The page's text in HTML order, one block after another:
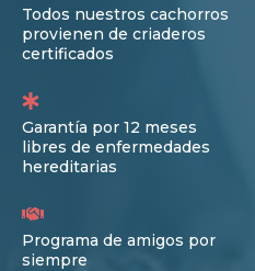
Todos nuestros cachorros
provienen de criaderos
certificados
Garantía por 12 meses
libres de enfermedades
hereditarias
Programa de amigos por
siempre